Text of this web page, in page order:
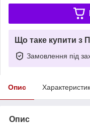
Що таке купити з
Замовлення під
Опис
Опис